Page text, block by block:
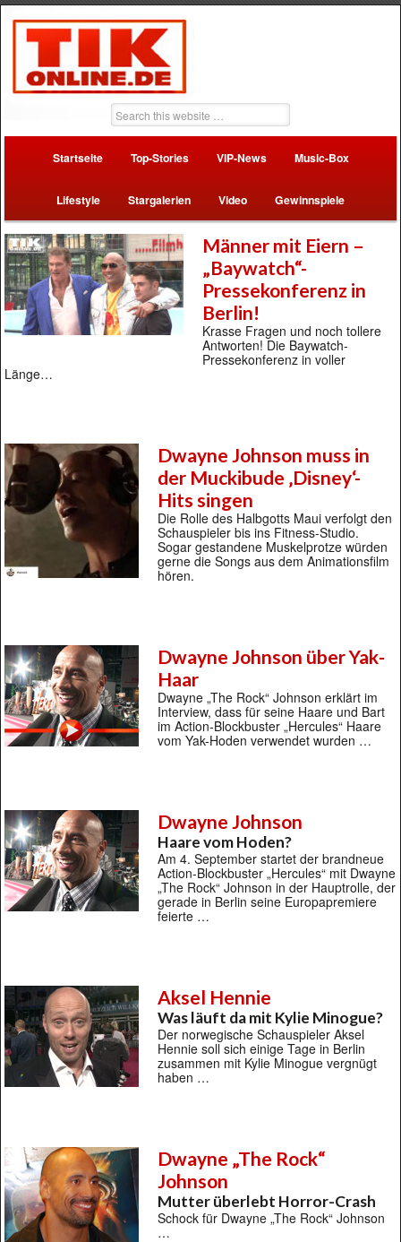
Startseite Top-Stories VIP-News Music-Box
Lifestyle Stargalerien Video Gewinnspiele
Männer mit Eiern –
„Baywatch“-
Pressekonferenz in
Berlin!
Krasse Fragen und noch tollere
Antworten! Die Baywatch-
Pressekonferenz in voller
Länge…
Dwayne Johnson muss in
der Muckibude ‚Disney‘-
Hits singen
Die Rolle des Halbgotts Maui verfolgt den
Schauspieler bis ins Fitness-Studio.
Sogar gestandene Muskelprotze würden
gerne die Songs aus dem Animationsfilm
hören.
Dwayne Johnson über Yak-
Haar
Dwayne „The Rock“ Johnson erklärt im
Interview, dass für seine Haare und Bart
im Action-Blockbuster „Hercules“ Haare
vom Yak-Hoden verwendet wurden …
Dwayne Johnson
Haare vom Hoden?
Am 4. September startet der brandneue
Action-Blockbuster „Hercules“ mit Dwayne
„The Rock“ Johnson in der Hauptrolle, der
gerade in Berlin seine Europapremiere
feierte …
Aksel Hennie
Was läuft da mit Kylie Minogue?
Der norwegische Schauspieler Aksel
Hennie soll sich einige Tage in Berlin
zusammen mit Kylie Minogue vergnügt
haben …
Dwayne „The Rock“
Johnson
Mutter überlebt Horror-Crash
Schock für Dwayne „The Rock“ Johnson
…